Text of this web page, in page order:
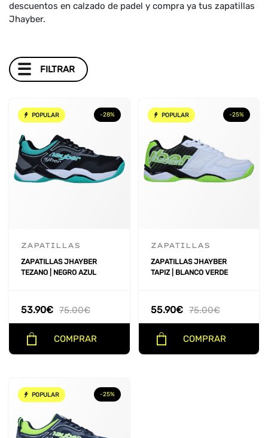
descuentos en calzado de padel y compra ya tus zapatillas
Jhayber.
FILTRAR
GENERO
PRECIO
POPULAR -28%
ZAPATILLAS
ZAPATILLAS JHAYBER
TEZANO | NEGRO AZUL
75.00€
53.90€
COMPRAR
POPULAR -25%
ZAPATILLAS
ZAPATILLAS JHAYBER
TAPIZ | BLANCO VERDE
75.00€
55.90€
COMPRAR
POPULAR -25%